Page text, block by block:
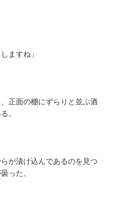
ますね」
正面の棚にずらりと並ぶ酒
。
が漬け込んであるのを見つ
った。